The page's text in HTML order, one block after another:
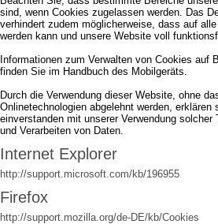
sind, wenn Cookies zugelassen werden. Das
verhindert zudem möglicherweise, dass auf
werden kann und unsere Website voll
Informationen zum Verwalten von Cookies auf
finden Sie im Handbuch des Mobilgeräts.
Durch die Verwendung dieser Website, ohne
Onlinetechnologien abgelehnt werden, erklären
einverstanden mit unserer Verwendung solcher
und Verarbeiten von Daten.
Internet Explorer
http://support.microsoft.com/kb/196955
Firefox
http://support.mozilla.org/de-DE/kb/Cookies